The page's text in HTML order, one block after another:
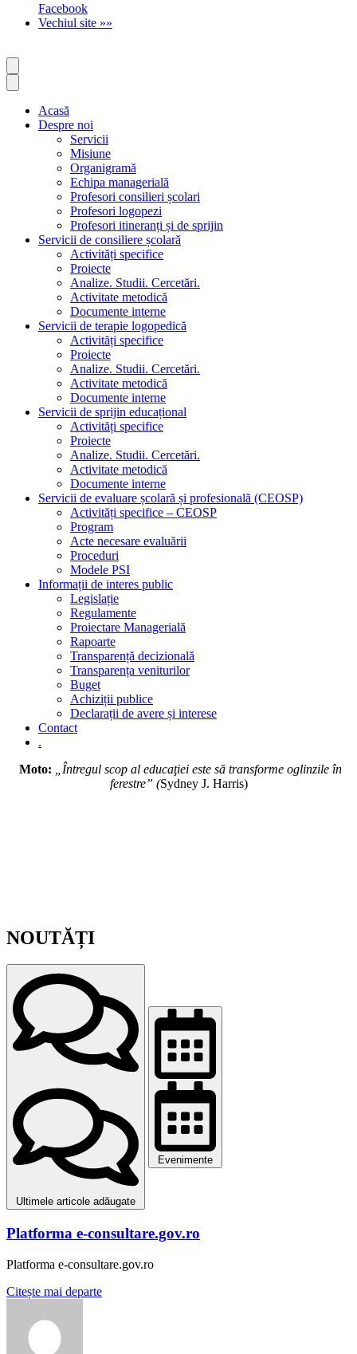
Facebook
Vechiul site »»
Acasă
Despre noi
Servicii
Misiune
Organigramă
Echipa managerială
Profesori consilieri școlari
Profesori logopezi
Profesori itineranți și de sprijin
Servicii de consiliere școlară
Activități specifice
Proiecte
Analize. Studii. Cercetări.
Activitate metodică
Documente interne
Servicii de terapie logopedică
Activități specifice
Proiecte
Analize. Studii. Cercetări.
Activitate metodică
Documente interne
Servicii de sprijin educațional
Activități specifice
Proiecte
Analize. Studii. Cercetări.
Activitate metodică
Documente interne
Servicii de evaluare școlară și profesională (CEOSP)
Activități specifice – CEOSP
Program
Acte necesare evaluării
Proceduri
Modele PSI
Informații de interes public
Legislație
Regulamente
Proiectare Managerială
Rapoarte
Transparență decizională
Transparența veniturilor
Buget
Achiziții publice
Declarații de avere și interese
Contact
.
Moto:
„Întregul scop al educaţiei este să transforme oglinzile în
ferestre” (Sydney J. Harris)
NOUTĂȚI
Ultimele articole adăugate
Evenimente
Platforma e-consultare.gov.ro
Platforma e-consultare.gov.ro
Citește mai departe